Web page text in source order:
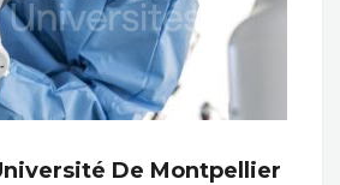
De Montpellier